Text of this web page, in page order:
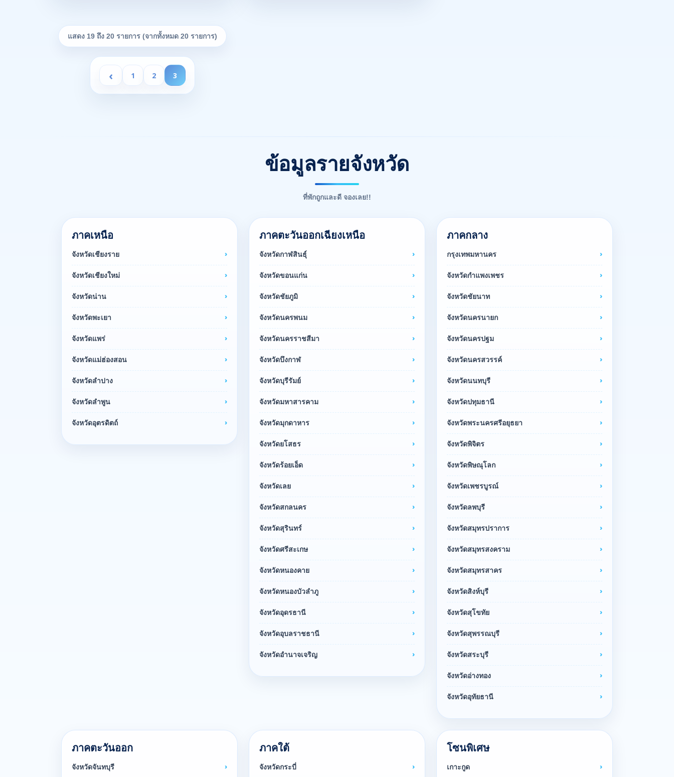
แสดง 19 ถึง 20 รายการ (จากทั้งหมด 20 รายการ)
‹ 1 2 3
ข้อมูลรายจังหวัด
ที่พักถูกและดี จองเลย!!
ภาคเหนือ
จังหวัดเชียงราย
จังหวัดเชียงใหม่
จังหวัดน่าน
จังหวัดพะเยา
จังหวัดแพร่
จังหวัดแม่ฮ่องสอน
จังหวัดลำปาง
จังหวัดลำพูน
จังหวัดอุตรดิตถ์
ภาคตะวันออกเฉียงเหนือ
จังหวัดกาฬสินธุ์
จังหวัดขอนแก่น
จังหวัดชัยภูมิ
จังหวัดนครพนม
จังหวัดนครราชสีมา
จังหวัดบึงกาฬ
จังหวัดบุรีรัมย์
จังหวัดมหาสารคาม
จังหวัดมุกดาหาร
จังหวัดยโสธร
จังหวัดร้อยเอ็ด
จังหวัดเลย
จังหวัดสกลนคร
จังหวัดสุรินทร์
จังหวัดศรีสะเกษ
จังหวัดหนองคาย
จังหวัดหนองบัวลำภู
จังหวัดอุดรธานี
จังหวัดอุบลราชธานี
จังหวัดอำนาจเจริญ
ภาคกลาง
กรุงเทพมหานคร
จังหวัดกำแพงเพชร
จังหวัดชัยนาท
จังหวัดนครนายก
จังหวัดนครปฐม
จังหวัดนครสวรรค์
จังหวัดนนทบุรี
จังหวัดปทุมธานี
จังหวัดพระนครศรีอยุธยา
จังหวัดพิจิตร
จังหวัดพิษณุโลก
จังหวัดเพชรบูรณ์
จังหวัดลพบุรี
จังหวัดสมุทรปราการ
จังหวัดสมุทรสงคราม
จังหวัดสมุทรสาคร
จังหวัดสิงห์บุรี
จังหวัดสุโขทัย
จังหวัดสุพรรณบุรี
จังหวัดสระบุรี
จังหวัดอ่างทอง
จังหวัดอุทัยธานี
ภาคตะวันออก
จังหวัดจันทบุรี
ภาคใต้
จังหวัดกระบี่
โซนพิเศษ
เกาะกูด